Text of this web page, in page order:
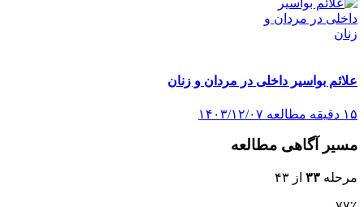
علائم بواسیر داخلی در مردان و زنان
۱۵ دقیقه مطالعه ۱۴۰۳/۱۲/۰۷
مسیر آگاهی مطالعه
مرحله ۳۳ از ۴۳